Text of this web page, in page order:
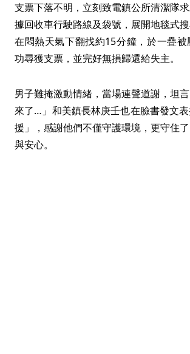
支票下落不明，立刻致電鎮公所清潔隊
據回收車行駛路線及袋號，展開地毯式
在悶熱天氣下翻找約15分鐘，於一疊
功尋獲支票，並完好無損歸還給失主。
男子難掩激動情緒，當場連聲道謝，坦
來了…」和美鎮長林庚壬也在臉書發文
援」，感謝他們不僅守護環境，更守住
與安心。